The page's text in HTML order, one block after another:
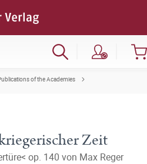
of the Academies
Zeit
op. 140 von Max Reger